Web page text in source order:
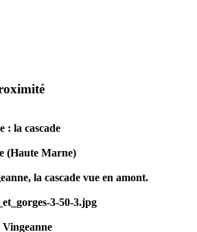
: la cascade
(Haute Marne)
la cascade vue en amont.
3-50-3.jpg
Vingeanne